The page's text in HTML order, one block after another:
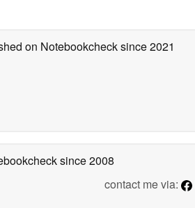
on Notebookchecksince 2021
since 2008
contact me via: